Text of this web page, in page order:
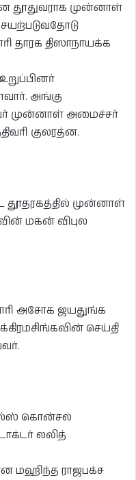
முன்னாள்
தாரக திஸாநாயக்க
அங்கு
முன்னாள் அமைச்சர்
குலரத்ன.
தூதரகத்தில் முன்னாள்
மகன் விபுல
அசோக ஜயதுங்க
செய்தி
கொன்சல்
லலித்
மஹிந்த ராஜபக்ச